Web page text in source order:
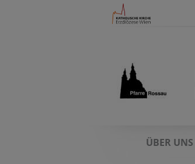
ÜBER UNS